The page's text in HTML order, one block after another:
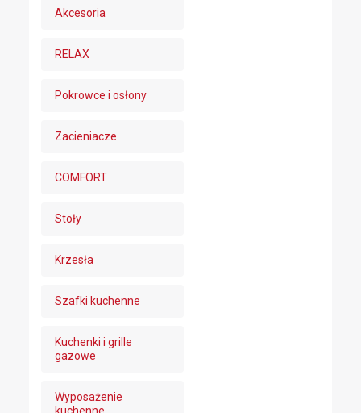
Akcesoria
RELAX
Pokrowce i osłony
Zacieniacze
COMFORT
Stoły
Krzesła
Szafki kuchenne
Kuchenki i grille
gazowe
Wyposażenie